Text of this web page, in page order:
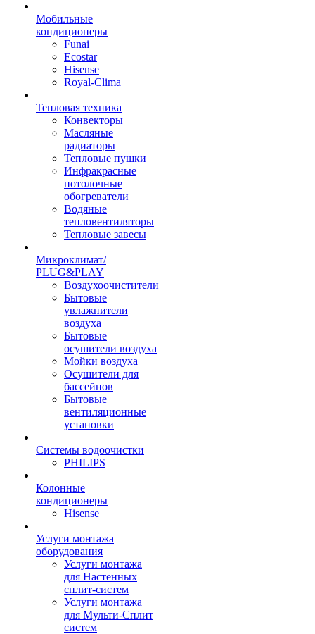
Мобильные
кондиционеры
Funai
Ecostar
Hisense
Royal-Clima
Тепловая техника
Конвекторы
Масляные
радиаторы
Тепловые пушки
Инфракрасные
потолочные
обогреватели
Водяные
тепловентиляторы
Тепловые завесы
Микроклимат/
PLUG&PLAY
Воздухоочистители
Бытовые
увлажнители
воздуха
Бытовые
осушители воздуха
Мойки воздуха
Осушители для
бассейнов
Бытовые
вентиляционные
установки
Системы водоочистки
PHILIPS
Колонные
кондиционеры
Hisense
Услуги монтажа
оборудования
Услуги монтажа
для Настенных
сплит-систем
Услуги монтажа
для Мульти-Сплит
систем